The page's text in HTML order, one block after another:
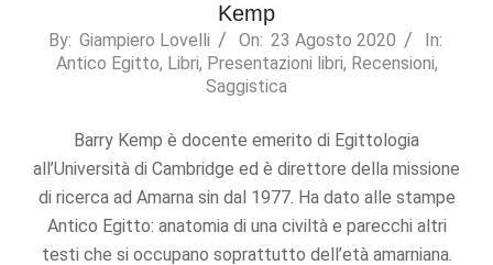
Kemp
2020-
08-
By: Giampiero Lovelli On: 23 Agosto 2020
In:
Antico Egitto, Libri, Presentazioni libri, Recensioni,
Saggistica
Barry Kemp è docente emerito di Egittologia
all’Università di Cambridge ed è direttore della missione
di ricerca ad Amarna sin dal 1977. Ha dato alle stampe
Antico Egitto: anatomia di una civiltà e parecchi altri
testi che si occupano soprattutto dell’età amarniana.